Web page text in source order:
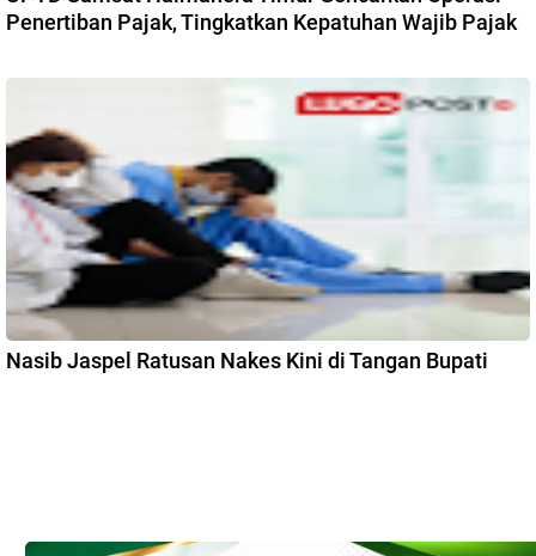
Penertiban Pajak, Tingkatkan Kepatuhan Wajib Pajak
Nasib Jaspel Ratusan Nakes Kini di Tangan Bupati